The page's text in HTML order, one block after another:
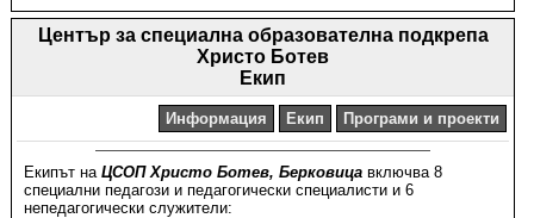
Център за специална образователна подкрепа
Христо Ботев
Екип
Информация Екип Програми и проекти
Екипът на ЦСОП Христо Ботев, Берковицавключва 8
специални педагози и педагогически специалисти и 6
непедагогически служители: